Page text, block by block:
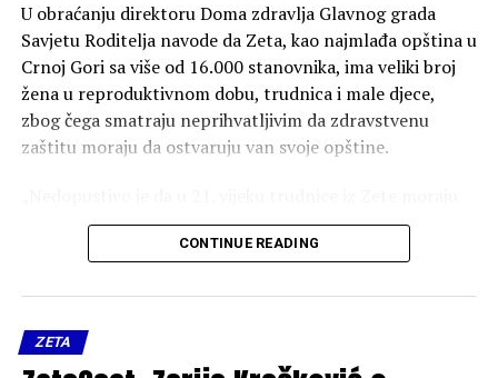
U obraćanju direktoru Doma zdravlja Glavnog grada
Savjetu Roditelja navode da Zeta, kao najmlađa opština u
Crnoj Gori sa više od 16.000 stanovnika, ima veliki broj
žena u reproduktivnom dobu, trudnica i male djece,
zbog čega smatraju neprihvatljivim da zdravstvenu
zaštitu moraju da ostvaruju van svoje opštine.
da putuju desetinama kilometara do Podgorice radi
osnovnih pregleda, te da majke bolesnu djecu
navodi se u obraćanju Grupe žena Zete.
One tvrde da je ovakvim stanjem ugrožena dostupnost i
CONTINUE READING
ZETA